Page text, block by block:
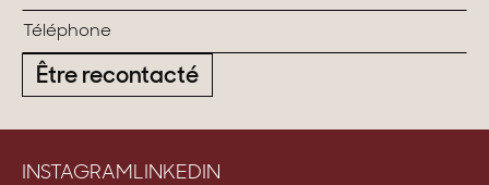
Être recontacté
INSTAGRAMLINKEDIN